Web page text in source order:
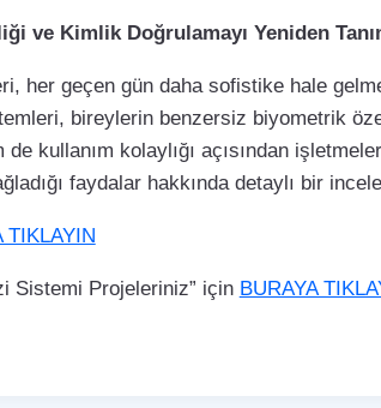
ve Kimlik Doğrulamayı Yeniden
her geçen gün daha sofistike hale
bireylerin benzersiz biyometrik
kullanım kolaylığı açısından
faydalar hakkında detaylı bir
TIKLAYIN
Sistemi Projeleriniz” için BURAYA